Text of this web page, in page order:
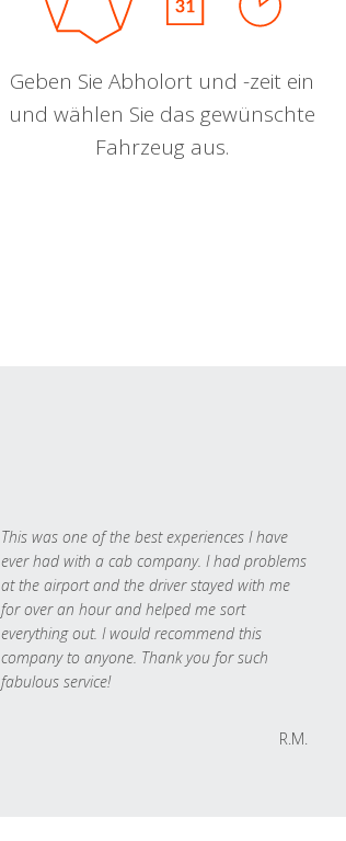
Geben Sie Abholort und -zeit ein
und wählen Sie das gewünschte
Fahrzeug aus.
This was one of the best experiences I have
ever had with a cab company. I had problems
at the airport and the driver stayed with me
for over an hour and helped me sort
everything out. I would recommend this
company to anyone. Thank you for such
fabulous service!
R.M.